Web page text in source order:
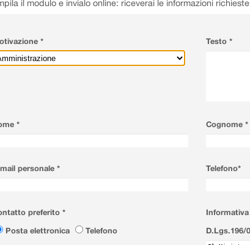
il modulo e invialo online: riceverai le informazioni
* Testo *
* Cognome *
personale * Telefono*
preferito *
Posta elettronica
Telefono
D.Lgs.196/